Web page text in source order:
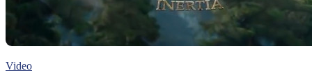
Video